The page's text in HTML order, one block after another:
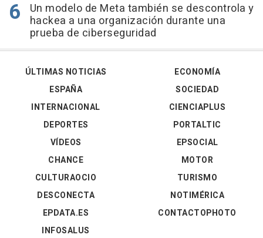
Un modelo de Meta también se descontrola y
hackea a una organización durante una
prueba de ciberseguridad
ÚLTIMAS NOTICIAS
ESPAÑA
INTERNACIONAL
DEPORTES
VÍDEOS
ECONOMÍA
SOCIEDAD
CIENCIAPLUS
PORTALTIC
EPSOCIAL
CHANCE
CULTURAOCIO
DESCONECTA
EPDATA.ES
INFOSALUS
MOTOR
TURISMO
NOTIMÉRICA
CONTACTOPHOTO